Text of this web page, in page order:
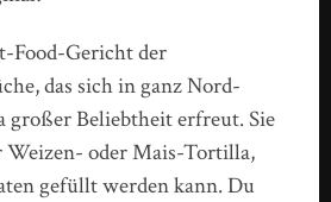
Food-Gericht der
das sich in ganz Nord-
Beliebtheit erfreut. Sie
Weizen- oder Mais-Tortilla,
gefüllt werden kann. Du